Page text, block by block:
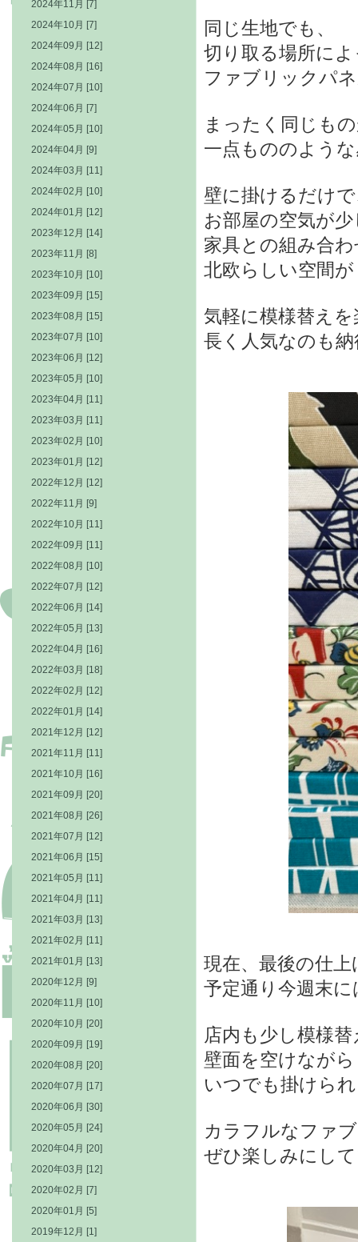
同じ生地でも、
切り取る場所に
ファブリックパ
まったく同じも
一点もののよう
壁に掛けるだけ
お部屋の空気が
家具との組み合
北欧らしい空間
気軽に模様替え
長く人気なのも
現在、最後の仕
予定通り今週末
店内も少し模様
壁面を空けながら
いつでも掛けら
カラフルなファ
ぜひ楽しみにし
2024年11月 [7]
2024年10月 [7]
2024年09月 [12]
2024年08月 [16]
2024年07月 [10]
2024年06月 [7]
2024年05月 [10]
2024年04月 [9]
2024年03月 [11]
2024年02月 [10]
2024年01月 [12]
2023年12月 [14]
2023年11月 [8]
2023年10月 [10]
2023年09月 [15]
2023年08月 [15]
2023年07月 [10]
2023年06月 [12]
2023年05月 [10]
2023年04月 [11]
2023年03月 [11]
2023年02月 [10]
2023年01月 [12]
2022年12月 [12]
2022年11月 [9]
2022年10月 [11]
2022年09月 [11]
2022年08月 [10]
2022年07月 [12]
2022年06月 [14]
2022年05月 [13]
2022年04月 [16]
2022年03月 [18]
2022年02月 [12]
2022年01月 [14]
2021年12月 [12]
2021年11月 [11]
2021年10月 [16]
2021年09月 [20]
2021年08月 [26]
2021年07月 [12]
2021年06月 [15]
2021年05月 [11]
2021年04月 [11]
2021年03月 [13]
2021年02月 [11]
2021年01月 [13]
2020年12月 [9]
2020年11月 [10]
2020年10月 [20]
2020年09月 [19]
2020年08月 [20]
2020年07月 [17]
2020年06月 [30]
2020年05月 [24]
2020年04月 [20]
2020年03月 [12]
2020年02月 [7]
2020年01月 [5]
2019年12月 [1]